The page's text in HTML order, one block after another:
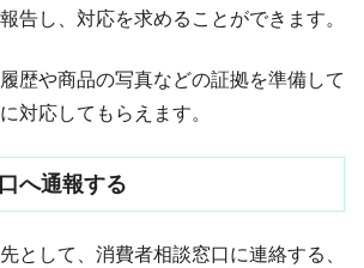
告し、対応を求めることができます。
歴や商品の写真などの証拠を準備して
対応してもらえます。
へ通報する
として、消費者相談窓口に連絡する、